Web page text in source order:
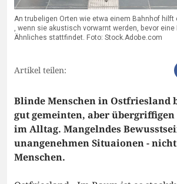
An trubeligen Orten wie etwa einem Bahnhof
, wenn sie akustisch vorwarnt werden, bevor eine
Ähnliches stattfindet. Foto: Stock.Adobe.com
Artikel teilen:
Blinde Menschen in Ostfriesland
gut gemeinten, aber
im Alltag. Mangelndes
unangenehmen Situaionen -
Menschen.